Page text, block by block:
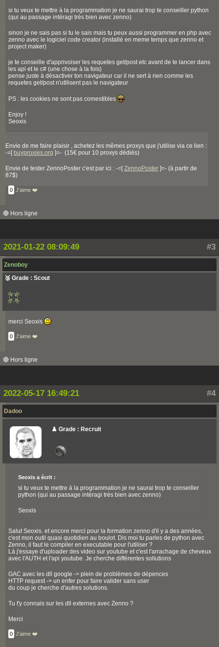
si tu veux te mettre à la programmation je ne saurai trop te conseiller python
(qui au passage intéragi très bien avec zenno)
sinon je ne sais pas si tu le sais mais tu peux aussi programmer en php avec
zenno avec le logiciel code creator (installé en meme temps que zenno et
project maker)
je te conseille d'apprivoiser les requetes get/post etc avant de te lancer dans
les api et le c# (une chose à la fois)
pense juste à désactiver ton navigateur car il ne sert à rien comme les
requetes get/post n'utilisent pas le navigateur
PS : les cookies ne sont pas comestibles
Enjoy !
Seoxis
Envie de me faire plaisir , achetez les mêmes proxys que j'utilise via ce lien :
-=[ buyproxies.org ]=- (15€ pour 10 proxys dédiés)
Envie de tester ZennoPoster c'est par ici : -=[ZennoPoster ]=- (à partir de
87$)
0 J'aime ❤️
🔴 Hors ligne
#3
2021-01-22 08:09:49
Zenoboy
🥉 Grade : Scout
merci Seoxis
0 J'aime ❤️
🔴 Hors ligne
#4
2022-05-17 16:49:21
Dadoo
♟️ Grade : Recruit
Seoxis a écrit :
si tu veux te mettre à la programmation je ne saurai trop te conseiller
python (qui au passage intéragi très bien avec zenno)
Seoxis
Salut Seoxis. et encore merci pour la formation zenno d'il y a des années,
c'est mon outil quasi quotidien au boulot. Dis moi tu parles de python avec
Zenno, il faut le compiler en executable pour l'utiliser ?
Là j'essaye d'uploader des video sur youtube et c'est l'arrachage de cheveux
avec l'AUTH et l'api youtube. Je cherche différentes sollutions
GAC avec les dll google -> plein de problèmes de dépences
HTTP request -> un enfer pour faire valider sans user
du coup je cherche d'autres solutions.
Tu t'y connais sur les dll externes avec Zenno ?
Merci
0 J'aime ❤️